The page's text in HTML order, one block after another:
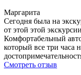
Маргарита
Сегодня была на
от этой этой
Комфортабельный
который все три часа
Смотреть отзыв